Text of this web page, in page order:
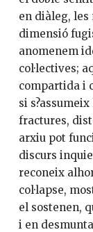
en diàleg,
dimensió
anomenem
col·lectives;
compartida i
si
fractures,
arxiu pot
discurs
reconeix
col·lapse,
el sostenen,
i en